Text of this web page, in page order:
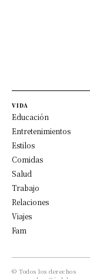
VIDA
Educación
Entretenimientos
Estilos
Comidas
Salud
Trabajo
Relaciones
Viajes
Fam
© Todos los derechos